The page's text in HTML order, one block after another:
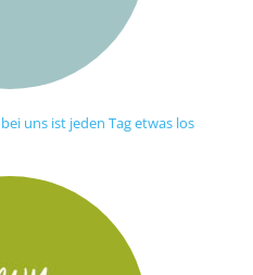
uns ist jeden Tag etwas los